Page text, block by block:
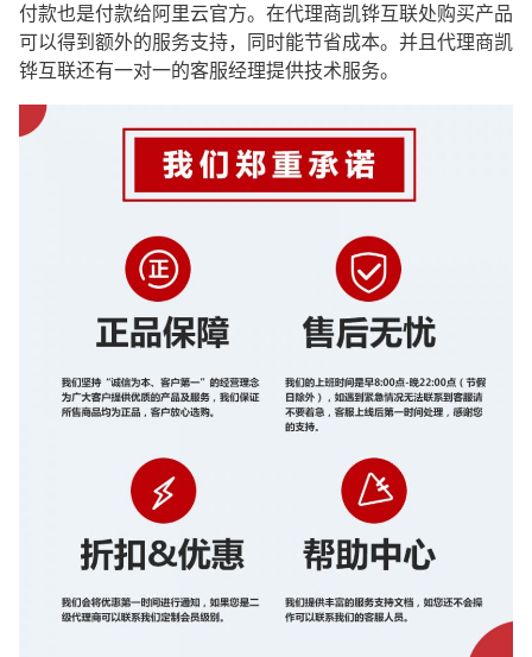
付款也是付款给阿里云官方。在代理商凯铧互联处购买产品
可以得到额外的服务支持，同时能节省成本。并且代理商凯
铧互联还有一对一的客服经理提供技术服务。